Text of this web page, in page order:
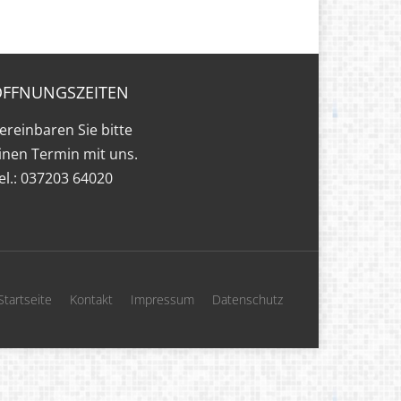
Sie bitte
Termin mit uns.
037203 64020
Kontakt Impressum Datenschutz